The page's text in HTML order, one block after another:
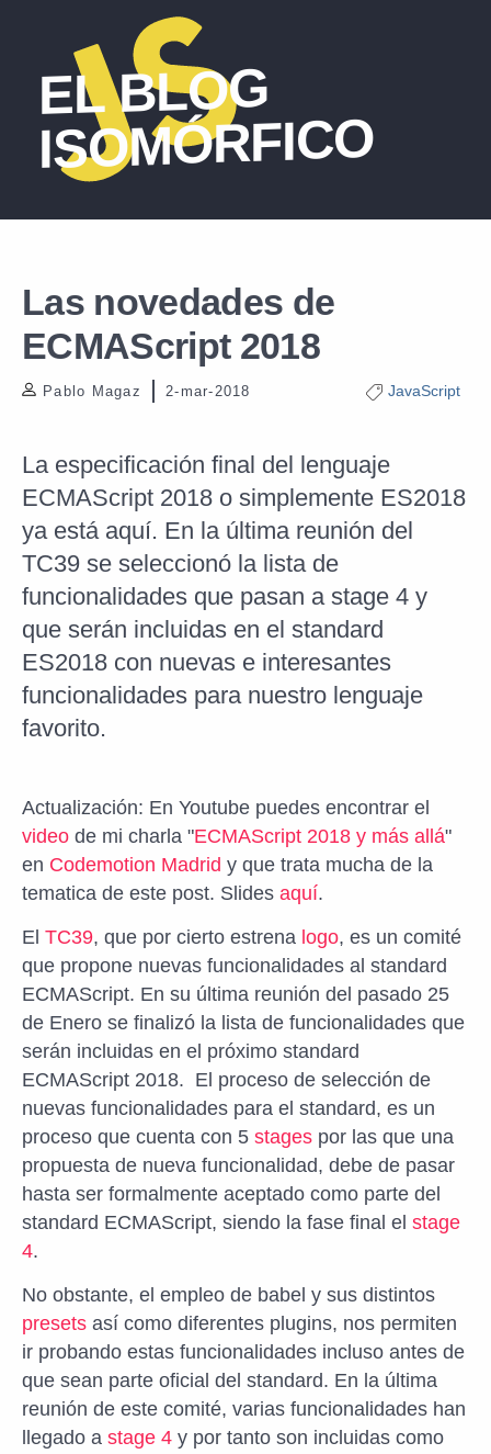
EL BLOG
ISOMÓRFICO
Las novedades de
ECMAScript 2018
Pablo Magaz 2-mar-2018 JavaScript
La especificación final del lenguaje
ECMAScript 2018 o simplemente ES2018
ya está aquí. En la última reunión del
TC39 se seleccionó la lista de
funcionalidades que pasan a stage 4 y
que serán incluidas en el standard
ES2018 con nuevas e interesantes
funcionalidades para nuestro lenguaje
favorito.
Actualización: En Youtube puedes encontrar el
video de mi charla "ECMAScript 2018 y más allá"
en Codemotion Madrid y que trata mucha de la
tematica de este post. Slides aquí.
El TC39, que por cierto estrena logo, es un comité
que propone nuevas funcionalidades al standard
ECMAScript. En su última reunión del pasado 25
de Enero se finalizó la lista de funcionalidades que
serán incluidas en el próximo standard
ECMAScript 2018. El proceso de selección de
nuevas funcionalidades para el standard, es un
proceso que cuenta con 5 stages por las que una
propuesta de nueva funcionalidad, debe de pasar
hasta ser formalmente aceptado como parte del
standard ECMAScript, siendo la fase final el stage
4.
No obstante, el empleo de babel y sus distintos
presets así como diferentes plugins, nos permiten
ir probando estas funcionalidades incluso antes de
que sean parte oficial del standard. En la última
reunión de este comité, varias funcionalidades han
llegado a stage 4 y por tanto son incluidas como